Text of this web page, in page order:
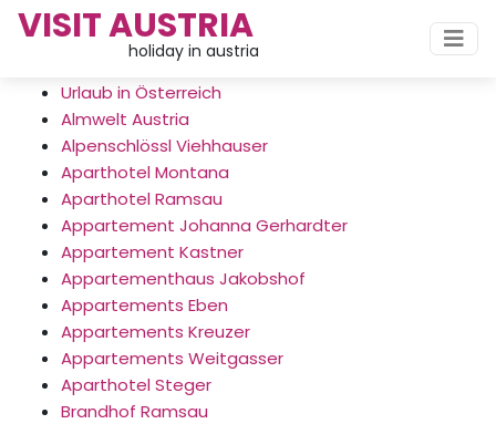
VISIT AUSTRIA
holiday in austria
Urlaub in Österreich
Almwelt Austria
Alpenschlössl Viehhauser
Aparthotel Montana
Aparthotel Ramsau
Appartement Johanna Gerhardter
Appartement Kastner
Appartementhaus Jakobshof
Appartements Eben
Appartements Kreuzer
Appartements Weitgasser
Aparthotel Steger
Brandhof Ramsau